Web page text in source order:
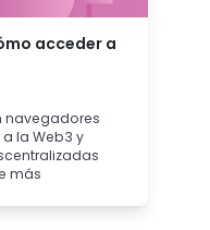
acceder a
navegadores
la Web3 y
más